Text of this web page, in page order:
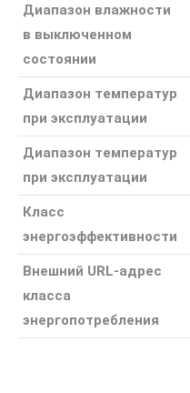
Диапазон влажности
в выключенном
состоянии
Диапазон температур
при эксплуатации
Диапазон температур
при эксплуатации
Класс
энергоэффективности
Внешний URL-адрес
класса
энергопотребления